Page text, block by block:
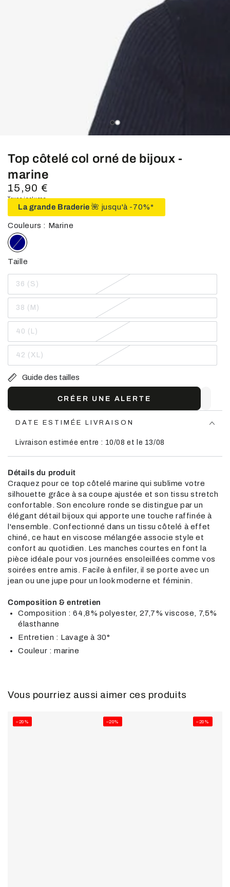
modal
slide_0
slide_current
slide_1
Top côtelé col orné de bijoux -
marine
Prix
normal
15,90 €
Taxes incluses.
La grande Braderie 🌺 jusqu'à -70%*
Couleurs : Marine
Taille
36 (S)
Variante
épuisée
indisponible
38 (M)
Variante
épuisée
indisponible
40 (L)
Variante
épuisée
indisponible
42 (XL)
Variante
épuisée
indisponible
Guide des tailles
CRÉER UNE ALERTE
DATE ESTIMÉE LIVRAISON
Livraison estimée entre : 10/08 et le 13/08
Détails du produit
Craquez pour ce top côtelé marine qui sublime votre
silhouette grâce à sa coupe ajustée et son tissu stretch
confortable. Son encolure ronde se distingue par un
élégant détail bijoux qui apporte une touche raffinée à
l'ensemble. Confectionné dans un tissu côtelé à effet
chiné, ce haut en viscose mélangée associe style et
confort au quotidien. Les manches courtes en font la
pièce idéale pour vos journées ensoleillées comme vos
soirées entre amis. Facile à enfiler, il se porte avec un
jean ou une jupe pour un look moderne et féminin.
Composition & entretien
Composition : 64,8% polyester, 27,7% viscose, 7,5%
élasthanne
Entretien : Lavage à 30°
Couleur : marine
Vous pourriez aussi aimer ces produits
–20% –20% –20%